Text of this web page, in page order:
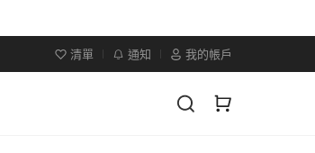
清單 通知 我的帳戶